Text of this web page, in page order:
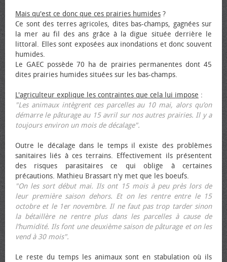
Mais qu'est ce donc que ces prairies humides ?
Ce sont des terres agricoles, dites bas-champs, gagnées sur
la mer au fil des ans grâce à la digue située derrière le
littoral. Elles sont exposées aux inondations et donc souvent
humides.
Le GAEC possède 70 ha de prairies permanentes dont 45
dites prairies humides situées sur les bas-champs.
L'agriculteur explique les contraintes que cela lui impose :
"Les animaux intègrent ces parcelles au 10 mai, alors qu’on
démarre le pâturage au 15 avril sur nos autres prairies. Il y a
toujours environ un mois de décalage".
Outre le décalage dans le temps il existe des problèmes
sanitaires liés à ces terrains. Effectivement ils présentent
des risques parasitaires ce qui oblige à certaines
précautions. Mathieu Brassart n'y met que les bœufs.
"On les sort début mai. Ils ont 15 mois à peu près lors de
leur première saison dehors. Et on les rentre entre le 15
octobre et le 1er novembre. Il ne faut pas trop tarder sinon
la bétaillère ne rentre plus dans les parcelles à cause de
l’humidité. Ils font une deuxième saison de pâturage et on les
vend à 30 mois".
Le reste du temps les animaux sont en stabulation où ils